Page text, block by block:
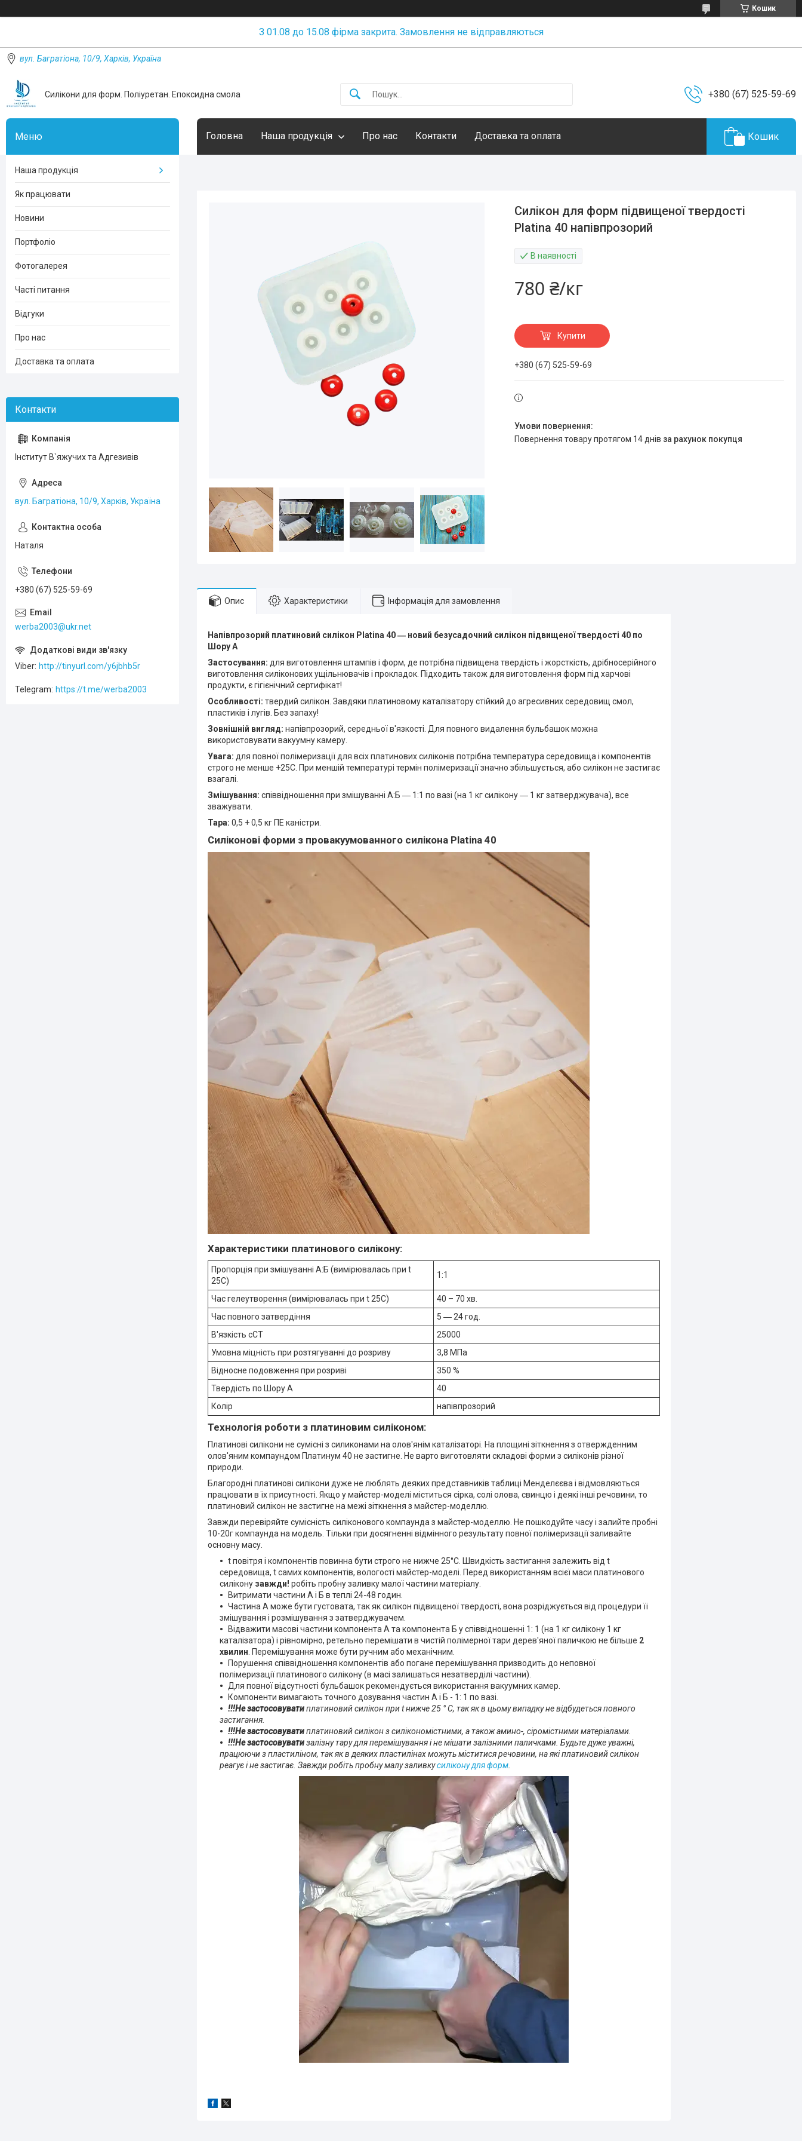
Кошик
З 01.08 до 15.08 фірма закрита. Замовлення не відправляються
вул. Багратіона, 10/9, Харків, Україна
Силікони для форм. Поліуретан. Епоксидна смола +380 (67) 525-59-69
Головна Наша продукція Про нас Контакти Доставка та оплата Кошик
Силікон для форм підвищеної твердості
Platina 40 напівпрозорий
В наявності
780 ₴/кг
Купити
+380 (67) 525-59-69
повернення товару протягом 14 днів за рахунок покупця
Опис Характеристики Інформація для замовлення
Напівпрозорий платиновий силікон Platina 40 ― новий безусадочний силікон підвищеної твердості 40 по
Шору А
Застосування: для виготовлення штампів і форм, де потрібна підвищена твердість і жорсткість, дрібносерійного
виготовлення силіконових ущільнювачів і прокладок. Підходить також для виготовлення форм під харчові
продукти, є гігієнічний сертифікат!
Особливості: твердий силікон. Завдяки платиновому каталізатору стійкий до агресивних середовищ смол,
пластиків і лугів. Без запаху!
Зовнішній вигляд: напівпрозорий, середньої в'язкості. Для повного видалення бульбашок можна
використовувати вакуумну камеру.
Увага: для повної полімеризації для всіх платинових силіконів потрібна температура середовища і компонентів
строго не менше +25С. При меншій температурі термін полімеризації значно збільшується, або силікон не застигає
взагалі.
Змішування: співвідношення при змішуванні А:Б ― 1:1 по вазі (на 1 кг силікону ― 1 кг затверджувача), все
зважувати.
Тара: 0,5 + 0,5 кг ПЕ каністри.
Силіконові форми з провакуумованного силікона Platina 40
Характеристики платинового силікону:
Пропорція при змішуванні А:Б (вимірювалась при t
25C)
1:1
Час гелеутворення (вимірювалась при t 25C)
40 – 70 хв.
Час повного затвердіння
5 ― 24 год.
В'язкість сСТ
25000
Умовна міцність при розтягуванні до розриву
3,8 МПа
Відносне подовження при розриві
350 %
Твердість по Шору А
40
Колір
напівпрозорий
Технологія роботи з платиновим силіконом:
Платинові силікони не сумісні з силиконами на олов'янім каталізаторі. На площині зіткнення з отвержденним
олов'яним компаундом Платинум 40 не застигне. Не варто виготовляти складові форми з силіконів різної
природи.
Благородні платинові силікони дуже не люблять деяких представників таблиці Менделєєва і відмовляються
працювати в їх присутності. Якщо у майстер-моделі міститься сірка, солі олова, свинцю і деякі інші речовини, то
платиновий силікон не застигне на межі зіткнення з майстер-моделлю.
Завжди перевіряйте сумісність силіконового компаунда з майстер-моделлю. Не пошкодуйте часу і залийте пробні
10-20г компаунда на модель. Тільки при досягненні відмінного результату повної полімеризації заливайте
основну масу.
t повітря і компонентів повинна бути строго не нижче 25°С. Швидкість застигання залежить від t
середовища, t самих компонентів, вологості майстер-моделі. Перед використанням всієї маси платинового
силікону завжди! робіть пробну заливку малої частини матеріалу.
Витримати частини А і Б в теплі 24-48 годин.
Частина А може бути густовата, так як силікон підвищеної твердості, вона розріджується від процедури її
змішування і розмішування з затверджувачем.
Відважити масові частини компонента А та компонента Б у співвідношенні 1: 1 (на 1 кг силікону 1 кг
каталізатора) і рівномірно, ретельно перемішати в чистій полімерної тари дерев'яної паличкою не більше 2
хвилин . Перемішування може бути ручним або механічним.
Порушення співвідношення компонентів або погане перемішування призводить до неповної
полімеризації платинового силікону (в масі залишаться незатверділі частини).
Для повної відсутності бульбашок рекомендується використання вакуумних камер.
Компоненти вимагають точного дозування частин А і Б - 1: 1 по вазі.
!!!Не застосовуватиплатиновий силікон при t нижче 25 ° С, так як в цьому випадку не відбудеться повного
застигання.
!!!Не застосовуватиплатиновий силікон з силікономістними, а також амино-, сіромістними матеріалами.
!!!Не застосовуватизалізну тару для перемішування і не мішати залізними паличками. Будьте дуже уважні,
працюючи з пластиліном, так як в деяких пластилінах можуть міститися речовини, на які платиновий силікон
реагує і не застигає. Завжди робіть пробну малу заливкусилікону для форм
Наша продукція
Як працювати
Новини
Портфоліо
Фотогалерея
Часті питання
Відгуки
Про нас
Доставка та оплата
Інститут В`яжучих та Адгезивів
вул. Багратіона, 10/9, Харків, Україна
Наталя
+380 (67) 525-59-69
werba2003@ukr.net
Viber http://tinyurl.com/y6jbhb5r
Telegram https://t.me/werba2003